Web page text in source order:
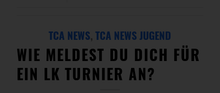
TCA NEWS,TCA NEWS JUGEND
WIE MELDEST DU DICH FÜR
EIN LK TURNIER AN?